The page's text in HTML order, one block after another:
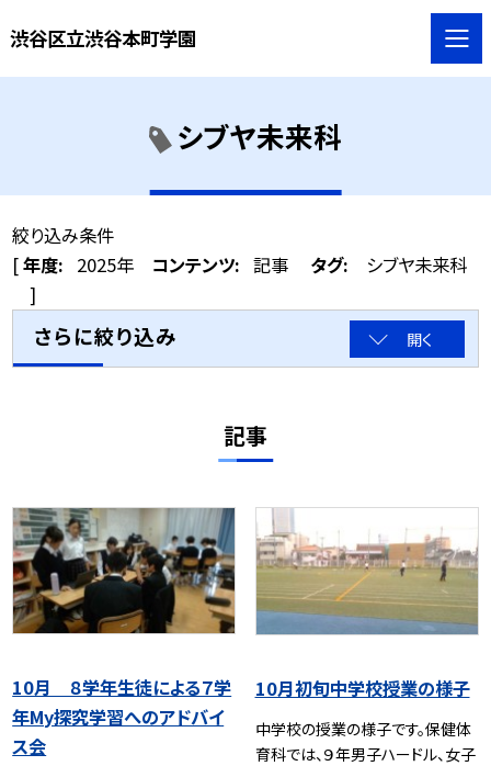
渋谷区立渋谷本町学園
シブヤ未来科
絞り込み条件
[年度: 2025年 コンテンツ: 記事 タグ:
シブヤ未来科
]
さらに絞り込み 開く
記事
10月 ８学年生徒による７学
年My探究学習へのアドバイ
ス会
10月初旬中学校授業の様子
中学校の授業の様子です。保健体
育科では、９年男子ハードル、女子